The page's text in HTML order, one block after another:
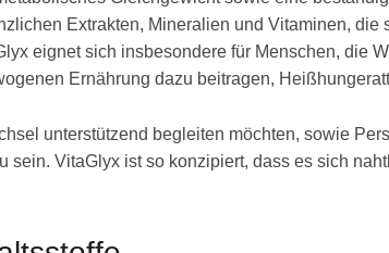
Extrakten, Mineralien und Vitaminen,
eignet sich insbesondere für Menschen, die
Ernährung dazu beitragen,
unterstützend begleiten möchten, sowie
VitaGlyx ist so konzipiert, dass es sich